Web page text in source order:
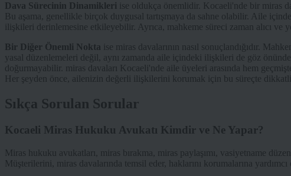
Dava Sürecinin Dinamikleri ise oldukça önemlidir. Kocaeli'nde bir miras
Bu aşama, genellikle birçok duygusal tartışmaya da sahne olabilir. Aile
ilişkileri derinlemesine etkileyebilir. Ayrıca, mahkeme süreci zaman alıcı ve
Bir Diğer Önemli Nokta ise miras davalarının nasıl sonuçlandığıdır.
yasal düzenlemeleri değil, aynı zamanda aile içindeki ilişkileri de göz
doğurmayabilir. miras davaları Kocaeli'nde aile üyeleri arasında hem
Her şeyden önce, ailenizin değerli ilişkilerini korumak için bu süreçte dikkatli
Sıkça Sorulan Sorular
Kocaeli Miras Hukuku Avukatı Kimdir ve Ne Yapar?
Miras hukuku avukatları, miras bırakma, miras paylaşımı, vasiyetname
Müşterilerini, miras davalarında temsil eder, haklarını korumalarına